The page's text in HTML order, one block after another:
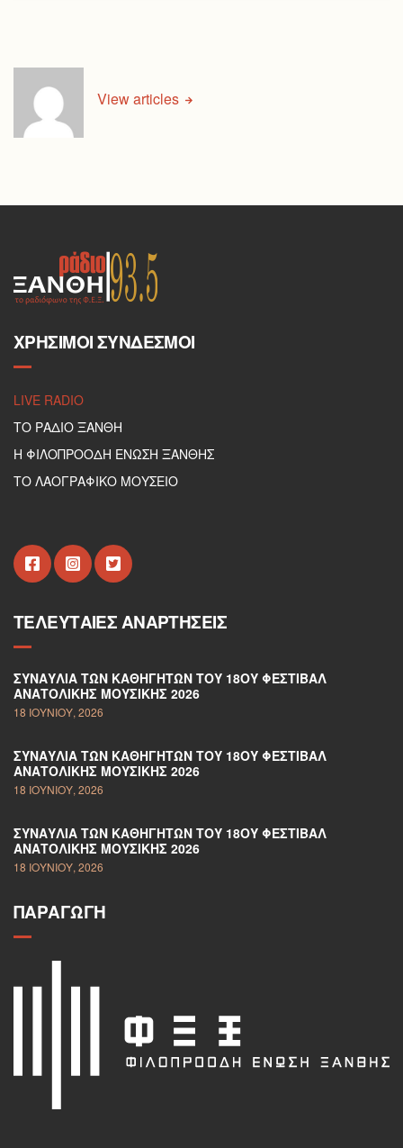
View articles
ΧΡΉΣΙΜΟΙ ΣΎΝΔΕΣΜΟΙ
LIVE RADIO
ΤΟ ΡΑΔΙΟ ΞΑΝΘΗ
Η ΦΙΛΟΠΡΟΟΔΗ ΕΝΩΣΗ ΞΑΝΘΗΣ
ΤΟ ΛΑΟΓΡΑΦΙΚΟ ΜΟΥΣΕΙΟ
ΤΕΛΕΥΤΑΊΕΣ ΑΝΑΡΤΉΣΕΙΣ
ΣΥΝΑΥΛΊΑ ΤΩΝ ΚΑΘΗΓΗΤΏΝ ΤΟΥ 18ΟΥ ΦΕΣΤΙΒΆΛ
ΑΝΑΤΟΛΙΚΉΣ ΜΟΥΣΙΚΉΣ 2026
18 ΙΟΥΝΊΟΥ, 2026
ΣΥΝΑΥΛΊΑ ΤΩΝ ΚΑΘΗΓΗΤΏΝ ΤΟΥ 18ΟΥ ΦΕΣΤΙΒΆΛ
ΑΝΑΤΟΛΙΚΉΣ ΜΟΥΣΙΚΉΣ 2026
18 ΙΟΥΝΊΟΥ, 2026
ΣΥΝΑΥΛΊΑ ΤΩΝ ΚΑΘΗΓΗΤΏΝ ΤΟΥ 18ΟΥ ΦΕΣΤΙΒΆΛ
ΑΝΑΤΟΛΙΚΉΣ ΜΟΥΣΙΚΉΣ 2026
18 ΙΟΥΝΊΟΥ, 2026
ΠΑΡΑΓΩΓΉ